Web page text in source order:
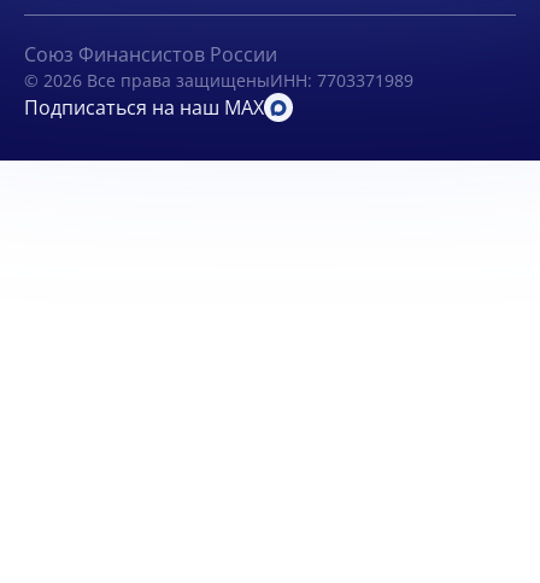
Союз Финансистов России
© 2026 Все права защищеныИНН: 7703371989
Подписаться на наш MAX